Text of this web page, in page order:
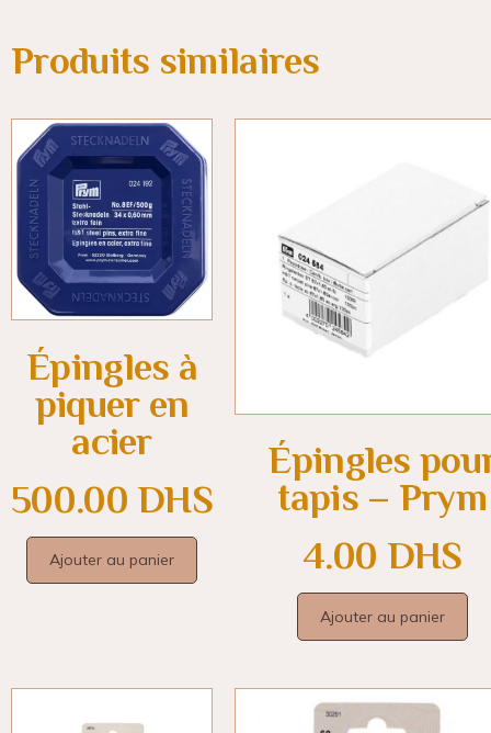
Produits similaires
Épingles à
piquer en
acier
500.00 DHS
Ajouter au panier
Épingles
tapis – Prym
4.00 DHS
Ajouter au panier